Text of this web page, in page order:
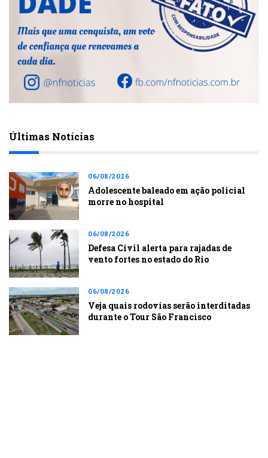
Últimas Notícias
06/08/2026
Adolescente baleado em ação policial
morre no hospital
06/08/2026
Defesa Civil alerta para rajadas de
vento fortes no estado do Rio
06/08/2026
Veja quais rodovias serão interditadas
durante o Tour São Francisco